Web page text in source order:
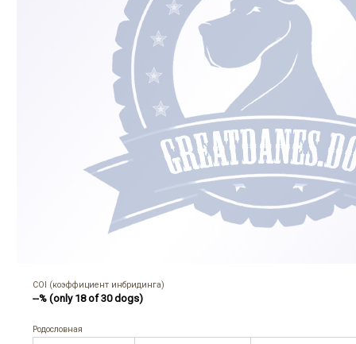
COI (коэффициент инбридинга)
--% (only 18 of 30 dogs)
Родословная